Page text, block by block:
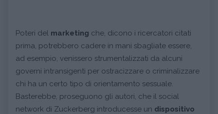
Poteri del marketing che, dicono i ricercatori citati
prima, potrebbero cadere in mani sbagliate essere,
ad esempio, venissero strumentalizzati da alcuni
governi intransigenti per ostracizzare o criminalizzare
chi ha un certo tipo di orientamento sessuale.
Basterebbe, proseguono gli autori, che il social
network di Zuckerberg introducesse un dispositivo